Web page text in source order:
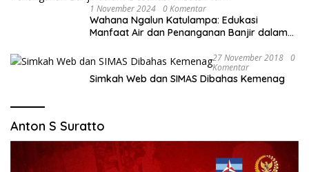
1 November 2024 0 Komentar
Wahana Ngalun Katulampa: Edukasi
Manfaat Air dan Penanganan Banjir dalam
27 November 2018 0
Komentar
Simkah Web dan SIMAS Dibahas Kemenag
Anton S Suratto